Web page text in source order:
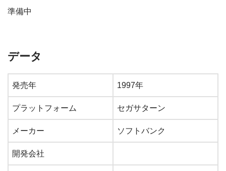
準備中
データ
発売年 1997年
プラットフォーム セガサターン
メーカー ソフトバンク
開発会社